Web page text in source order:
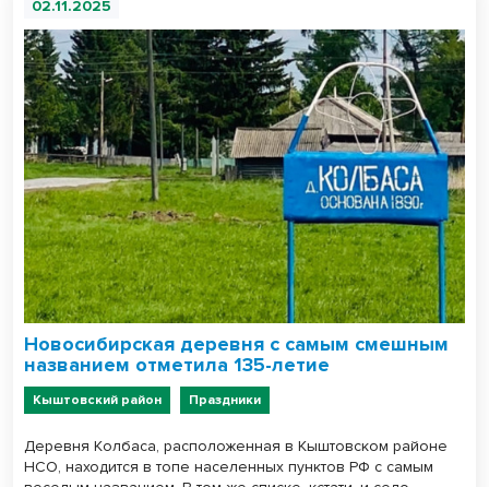
02.11.2025
Новосибирская деревня с самым смешным
названием отметила 135-летие
Кыштовский район Праздники
Деревня Колбаса, расположенная в Кыштовском районе
НСО, находится в топе населенных пунктов РФ с самым